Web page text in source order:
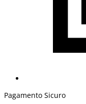
Pagamento Sicuro